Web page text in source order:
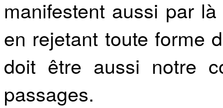
manifestent aussi par
en rejetant toute forme
doit être aussi notre
passages.